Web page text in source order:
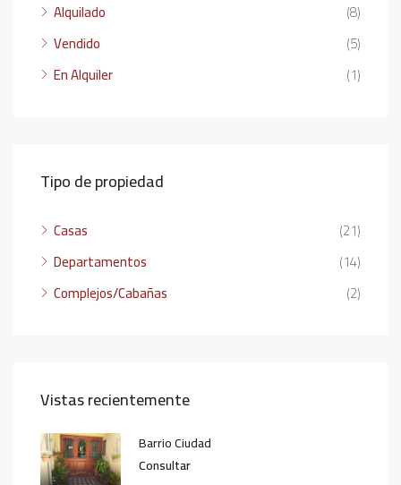
Alquilado
(8)
Vendido
(5)
En Alquiler
(1)
Tipo de propiedad
Casas
(21)
Departamentos
(14)
Complejos/Cabañas
(2)
Vistas recientemente
Barrio Ciudad
Consultar